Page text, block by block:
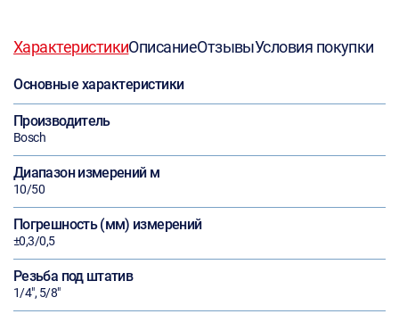
ХарактеристикиОписаниеОтзывыУсловия покупки
Основные характеристики
Производитель
Bosch
Диапазон измерений м
10/50
Погрешность (мм) измерений
±0,3/0,5
Резьба под штатив
1/4", 5/8"